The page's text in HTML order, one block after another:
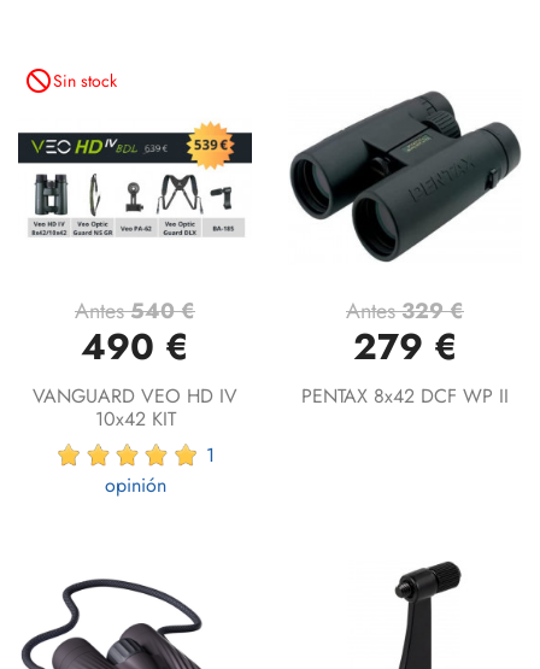
not_interestedSin stock
Antes540 €
490 €
VANGUARD VEO HD IV
10x42 KIT
1
opinión
Antes329 €
279 €
PENTAX 8x42 DCF WP II